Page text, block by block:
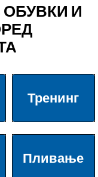
И
Тренинг
Пливање